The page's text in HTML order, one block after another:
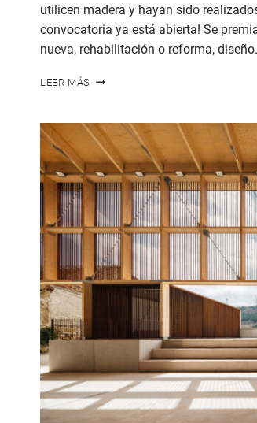
utilicen madera y hayan sido
convocatoria ya está abierta! Se
nueva, rehabilitación o reforma,
LEER MÁS PREMIOS
EN
MADERA
CESUGA
–
PINO
DE
GALICIA
2025